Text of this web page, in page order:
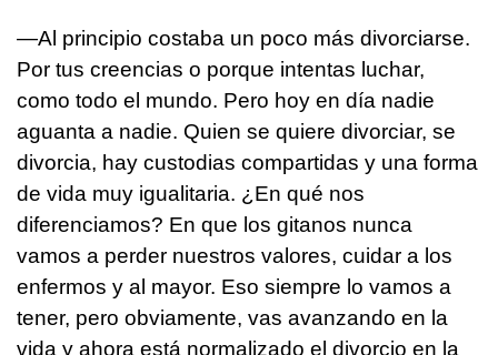
—Al principio costaba un poco más divorciarse.
Por tus creencias o porque intentas luchar,
como todo el mundo. Pero hoy en día nadie
aguanta a nadie. Quien se quiere divorciar, se
divorcia, hay custodias compartidas y una forma
de vida muy igualitaria. ¿En qué nos
diferenciamos? En que los gitanos nunca
vamos a perder nuestros valores, cuidar a los
enfermos y al mayor. Eso siempre lo vamos a
tener, pero obviamente, vas avanzando en la
vida y ahora está normalizado el divorcio en la